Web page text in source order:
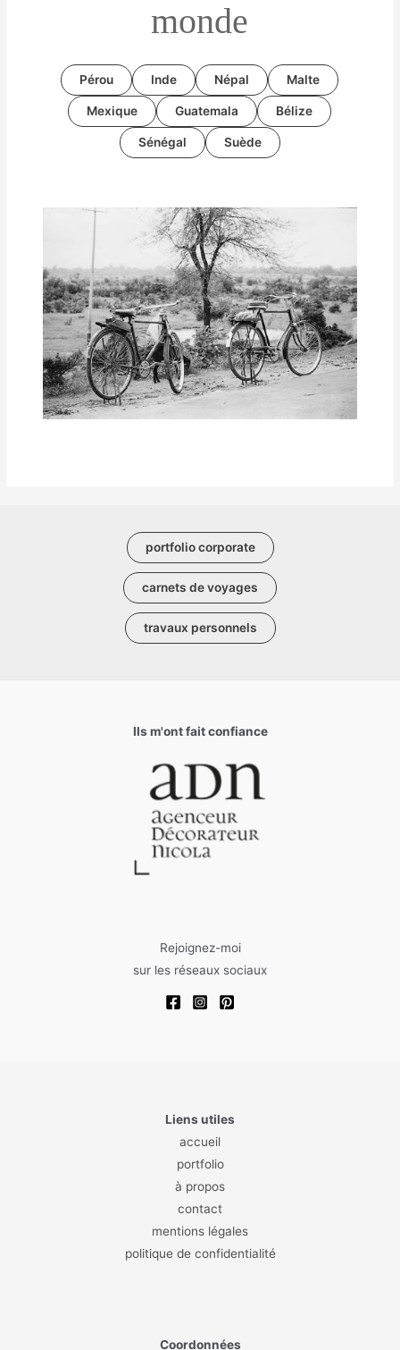
monde
Pérou Inde Népal Malte
Mexique Guatemala Bélize
Sénégal Suède
portfolio corporate
carnets de voyages
travaux personnels
Ils m'ont fait confiance
Rejoignez-moi
sur les réseaux sociaux
Liens utiles
accueil
portfolio
à propos
contact
mentions légales
politique de confidentialité
Coordonnées